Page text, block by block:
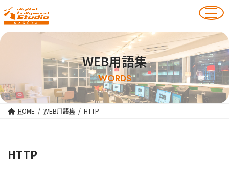
WEB用語集
WORDS
HOME WEB用語集 HTTP
HTTP